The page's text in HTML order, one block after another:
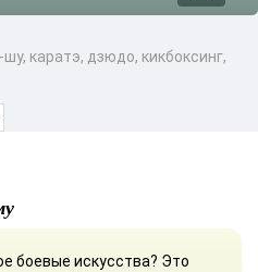
каратэ, дзюдо, кикбоксинг,
боевые искусства? Это